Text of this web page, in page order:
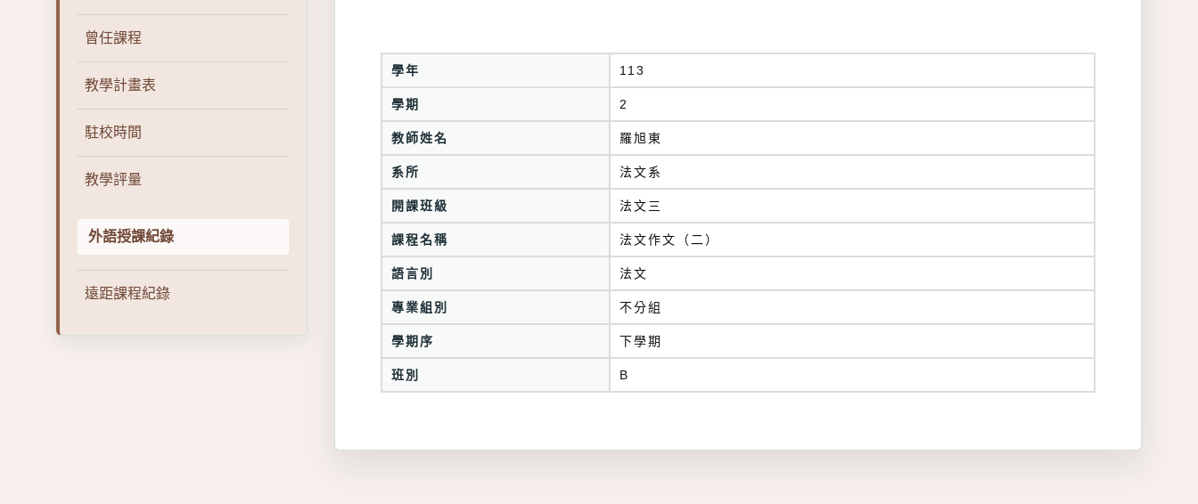
曾任課程
教學計畫表
駐校時間
教學評量
外語授課紀錄
遠距課程紀錄
學年 113
學期 2
教師姓名 羅旭東
系所 法文系
開課班級 法文三
課程名稱 法文作文（二）
語言別 法文
專業組別 不分組
學期序 下學期
班別 B